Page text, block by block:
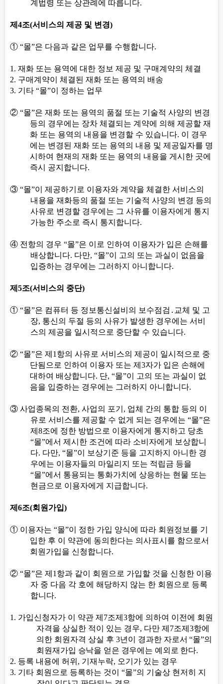
계법령 또는 상관례에 따릅니다.
제 4조(서비스의 제공 및 변경)
① “몰”은 다음과 같은 업무를 수행합니다.
1. 재화 또는 용역에 대한 정보 제공 및 구매계약의 체결
2. 구매계약이 체결된 재화 또는 용역의 배송
3. 기타 “몰”이 정하는 업무
② “몰”은 재화 또는 용역의 품절 또는 기술적 사양의 변경
등의 경우에는 장차 체결되는 계약에 의해 제공할 재
화 또는 용역의 내용을 변경할 수 있습니다. 이 경우
에는 변경된 재화 또는 용역의 내용 및 제공일자를 명
시하여 현재의 재화 또는 용역의 내용을 게시한 곳에
즉시 공지합니다.
③ “몰”이 제공하기로 이용자와 계약을 체결한 서비스의
내용을 재화등의 품절 또는 기술적 사양의 변경 등의
사유로 변경할 경우에는 그 사유를 이용자에게 통지
가능한 주소로 즉시 통지합니다.
④ 전항의 경우 “몰”은 이로 인하여 이용자가 입은 손해를
배상합니다. 다만, “몰”이 고의 또는 과실이 없음을
입증하는 경우에는 그러하지 아니합니다.
제 5조(서비스의 중단)
① “몰”은 컴퓨터 등 정보통신설비의 보수점검 ․ 교체 및 고
장, 통신의 두절 등의 사유가 발생한 경우에는 서비
스의 제공을 일시적으로 중단할 수 있습니다.
② “몰”은 제 1 항의 사유로 서비스의 제공이 일시적으로 중
단됨으로 인하여 이용자 또는 제3자가 입은 손해에
대하여 배상합니다. 단, “몰”이 고의 또는 과실이 없
음을 입증하는 경우에는 그러하지 아니합니다.
③ 사업종목의 전환, 사업의 포기 , 업체 간의 통합 등의 이
유로 서비스를 제공할 수 없게 되는 경우에는 “몰”은
제 8조에 정한 방법으로 이용자에게 통지하고 당초
“몰”에서 제시한 조건에 따라 소비자에게 보상합니
다. 다만, “몰”이 보상기준 등을 고지하지 아니한 경
우에는 이용자들의 마일리지 또는 적립금 등을
“몰”에서 통용되는 통화가치에 상응하는 현물 또는
현금으로 이용자에게 지급합니다.
제 6조(회원가입)
① 이용자는 “몰”이 정한 가입 양식에 따라 회원정보를 기
입한 후 이 약관에 동의한다는 의사표시를 함으로서
회원가입을 신청합니다.
② “몰”은 제 1 항과 같이 회원으로 가입할 것을 신청한 이용
자 중 다음 각 호에 해당하지 않는 한 회원으로 등록
합니다.
1. 가입신청자가 이 약관 제 7조제 3항에 의하여 이전에 회원
자격을 상실한 적이 있는 경우, 다만 제 7조제3항에
의한 회원자격 상실 후3년이 경과한 자로서“몰”의
회원재가입 승낙을 얻은 경우에는 예외로 한다.
2. 등록 내용에 허위 , 기재누락, 오기가 있는 경우
3. 기타 회원으로 등록하는 것이 “몰”의 기술상 현저히 지